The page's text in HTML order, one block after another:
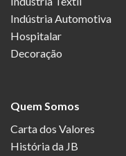
Indústria Automotiva
Hospitalar
Decoração
Quem Somos
Carta dos Valores
História da JB